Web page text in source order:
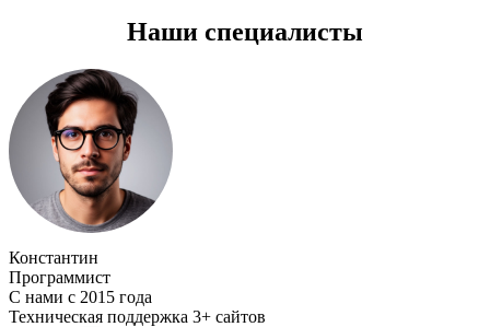
Наши специалисты
Константин
Программист
С нами с 2015 года
Техническая поддержка 3+ сайтов